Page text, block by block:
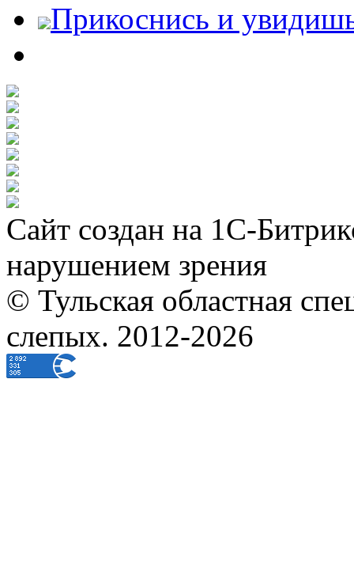
Прикоснись и
Сайт создан на 1С-
нарушением зрения
© Тульская областная
слепых. 2012-2026